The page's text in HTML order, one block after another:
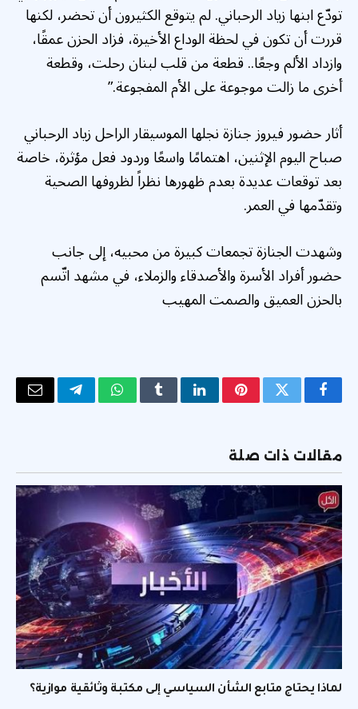
تودّع ابنها زياد الرحباني. لم يتوقع الكثيرون أن تحضر، لكنها
قررت أن تكون في لحظة الوداع الأخيرة، فزاد الحزن عمقًا،
وازداد الألم وجعًا.. قطعة من قلب لبنان رحلت، وقطعة
أخرى ما زالت موجوعة على الأم المفجوعة.”
أثار حضور فيروز جنازة نجلها الموسيقار الراحل زياد الرحباني
صباح اليوم الإثنين، اهتمامًا واسعًا وردود فعل مؤثرة، خاصة
بعد توقعات عديدة بعدم ظهورها نظراً لظروفها الصحية
وتقدّمها في العمر.
وشهدت الجنازة تجمعات كبيرة من محبيه، إلى جانب
حضور أفراد الأسرة والأصدقاء والزملاء، في مشهد اتّسم
بالحزن العميق والصمت المهيب
فيسبوكتويتر بينتيريستلينكدإنTumblrواتسابتيلقرامالبريد
مقالات ذات صلة
لماذا يحتاج متابع الشأن السياسي إلى مكتبة وثائقية موازية؟